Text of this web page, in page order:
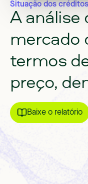
Situação dos
Aanálise
mercado
termos
preço,
Baixe o relatório